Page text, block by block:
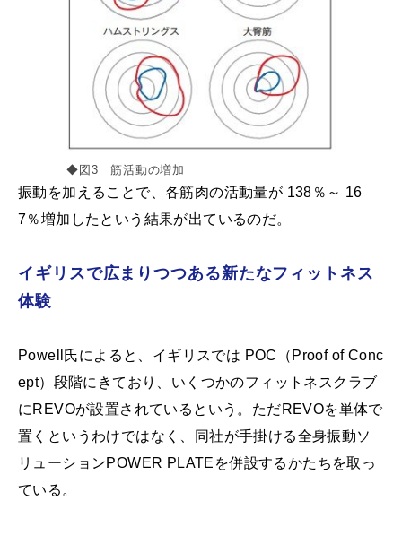
◆図3 筋活動の増加
振動を加えることで、各筋肉の活動量が 138％～ 16
7％増加したという結果が出ているのだ。
イギリスで広まりつつある新たなフィットネス
体験
Powell氏によると、イギリスでは POC（Proof of Conc
ept）段階にきており、いくつかのフィットネスクラブ
にREVOが設置されているという。ただREVOを単体で
置くというわけではなく、同社が手掛ける全身振動ソ
リューションPOWER PLATEを併設するかたちを取っ
ている。